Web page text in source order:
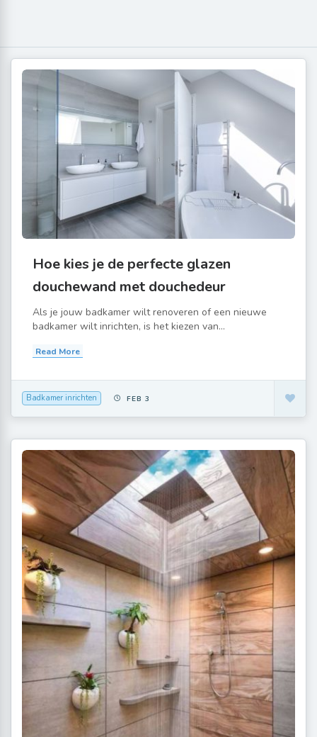
Hoe kies je de perfecte glazen
douchewand met douchedeur
Als je jouw badkamer wilt renoveren of een nieuwe
badkamer wilt inrichten, is het kiezen van...
Read More
Badkamer inrichten FEB 3